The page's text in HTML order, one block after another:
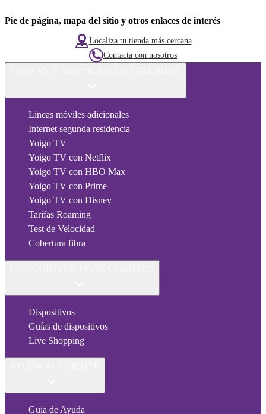
Pie de página, mapa del sitio y otros enlaces de interés
Localiza tu tienda más cercana
Contacta con nosotros
Líneas móviles adicionales
Internet segunda residencia
Yoigo TV
Yoigo TV con Netflix
Yoigo TV con HBO Max
Yoigo TV con Prime
Yoigo TV con Disney
Tarifas Roaming
Test de Velocidad
Cobertura fibra
Dispositivos
Guías de dispositivos
Live Shopping
Guía de Ayuda